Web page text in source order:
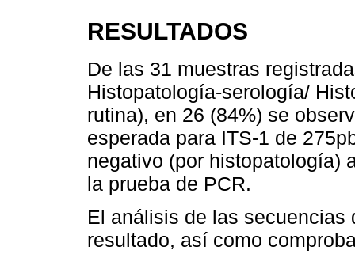
RESULTADOS
De las 31 muestras
Histopatología-serología/
rutina), en 26 (84%) se
esperada para ITS-1 de
negativo (por histopatología)
la prueba de PCR.
El análisis de las secuencias
resultado, así como